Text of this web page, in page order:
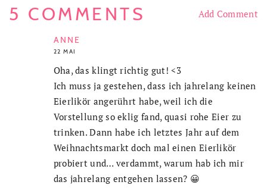
5 COMMENTS Add Comment
ANNE
22 MAI
Oha, das klingt richtig gut! <3
Ich muss ja gestehen, dass ich jahrelang keinen
Eierlikör angerührt habe, weil ich die
Vorstellung so eklig fand, quasi rohe Eier zu
trinken. Dann habe ich letztes Jahr auf dem
Weihnachtsmarkt doch mal einen Eierlikör
probiert und… verdammt, warum hab ich mir
das jahrelang entgehen lassen? 😀